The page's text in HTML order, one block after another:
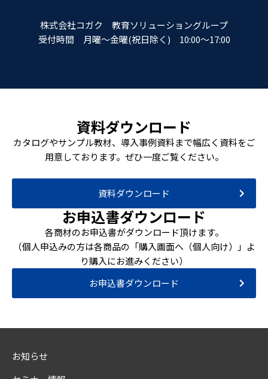
株式会社コガク 教育ソリューショングループ
受付時間 月曜～金曜(祝日除く) 10:00～17:00
資料ダウンロード
カタログやサンプル教材、導入事例資料まで幅広く資料をご
用意しております。ぜひ一度ご覧ください。
資料ダウンロード
お申込書ダウンロード
各商材のお申込書がダウンロード頂けます。
（個人申込みの方は各商品の「購入画面へ（個人向け）」よ
り購入にお進みください）
お申込書ダウンロード
お知らせ